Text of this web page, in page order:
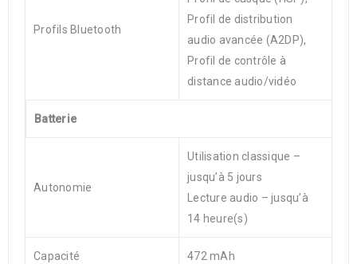
Profils Bluetooth
Profil de distribution
audio avancée (A2DP),
Profil de contrôle à
distance audio/vidéo
Batterie
Autonomie
Utilisation classique –
jusqu’à 5 jours
Lecture audio – jusqu’à
14 heure(s)
Capacité 472 mAh